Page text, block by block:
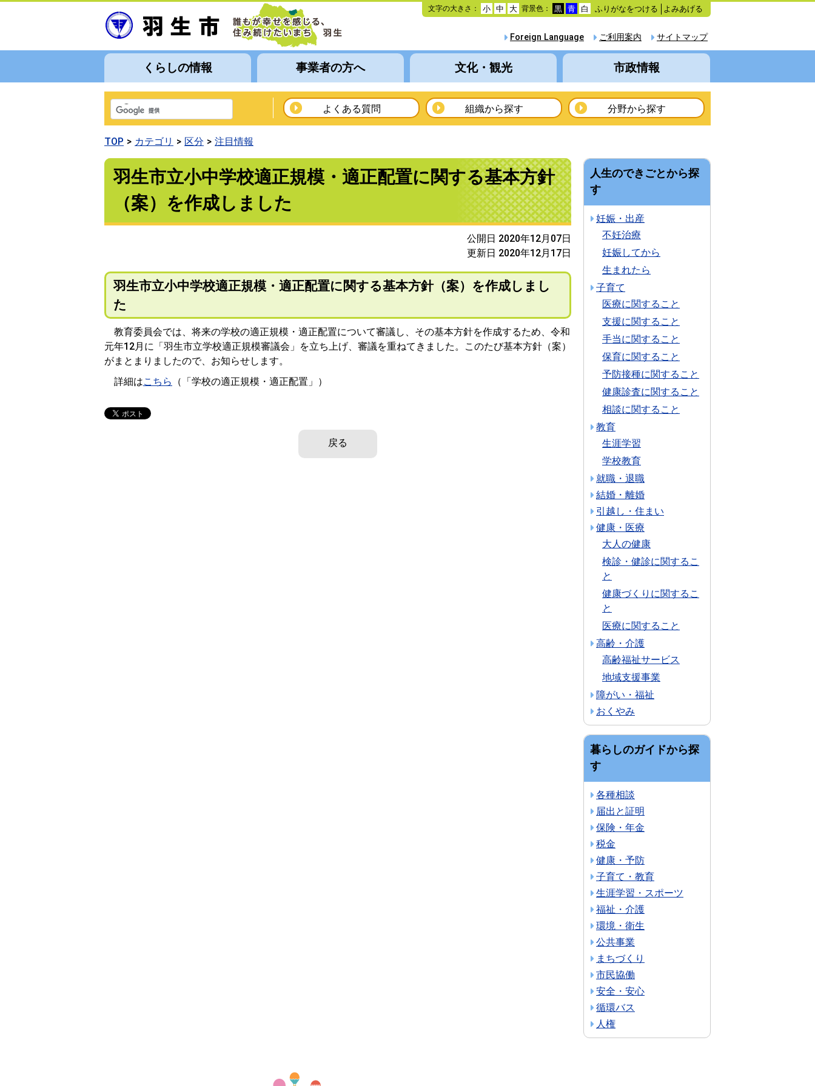
本
文
動
文字の大きさ： 小 中 大 背景色： 黒 青 白 ふりがなをつける よみあげる
サイトマップ
ご利用案内
Foreign Language
くらしの情報 事業者の方へ 文化・観光 市政情報
よくある質問 組織から探す 分野から探す
TOP カテゴリ 区分 注目情報
羽生市立小中学校適正規模・適正配置に関する基本方針
（案）を作成しました
公開日 2020年12月07日
更新日 2020年12月17日
羽生市立小中学校適正規模・適正配置に関する基本方針（案）を作成しまし
た
教育委員会では、将来の学校の適正規模・適正配置について審議し、その基本方針を作成するため、令和
元年12月に「羽生市立学校適正規模審議会」を立ち上げ、審議を重ねてきました。このたび基本方針（案）
がまとまりましたので、お知らせします。
詳細はこちら （「学校の適正規模・適正配置」）
戻る
人生のできごとから探
す
妊娠・出産
不妊治療
妊娠してから
生まれたら
子育て
医療に関すること
支援に関すること
手当に関すること
保育に関すること
予防接種に関すること
健康診査に関すること
相談に関すること
教育
生涯学習
学校教育
就職・退職
結婚・離婚
引越し・住まい
健康・医療
大人の健康
検診・健診に関するこ
と
健康づくりに関するこ
と
医療に関すること
高齢・介護
高齢福祉サービス
地域支援事業
障がい・福祉
おくやみ
暮らしのガイドから探
す
各種相談
届出と証明
保険・年金
税金
健康・予防
子育て・教育
生涯学習・スポーツ
福祉・介護
環境・衛生
公共事業
まちづくり
市民協働
安全・安心
循環バス
人権